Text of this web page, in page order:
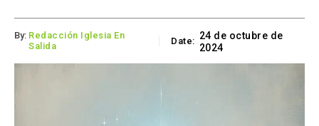
By: Redacción Iglesia En
Salida
Date: 24 de octubre de
2024